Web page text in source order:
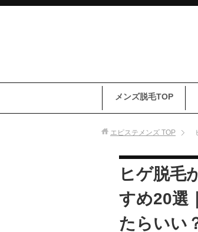
メンズ脱毛TOP
エピステメンズ TOP
ヒゲ脱毛
すめ20選
たらいい